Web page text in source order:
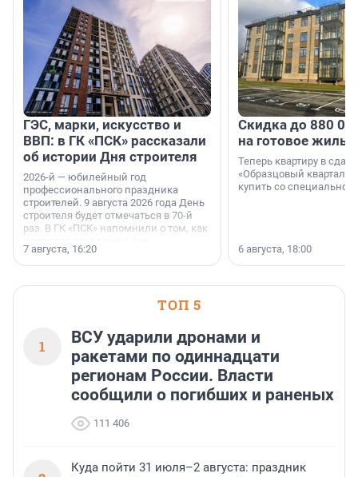
ГЭС, марки, искусство и
ВВП: в ГК «ПСК» рассказали
об истории Дня строителя
2026-й — юбилейный год
профессионального праздника
строителей. 9 августа 2026 года День
строителя будет отмечаться в 70-й
раз. В ГК «ПСК» напомнили о том, как
поменялась роль строительства.
7 августа, 16:20
Скидка до 880
на готовое
Теперь квартиру в
«Образцовый квартал
купить со специальной
6 августа, 18:00
ТОП 5
1
ВСУ ударили дронами и
ракетами по одиннадцати
регионам России. Власти
сообщили о погибших и раненых
111 406
Куда пойти 31 июля–2 августа: праздник